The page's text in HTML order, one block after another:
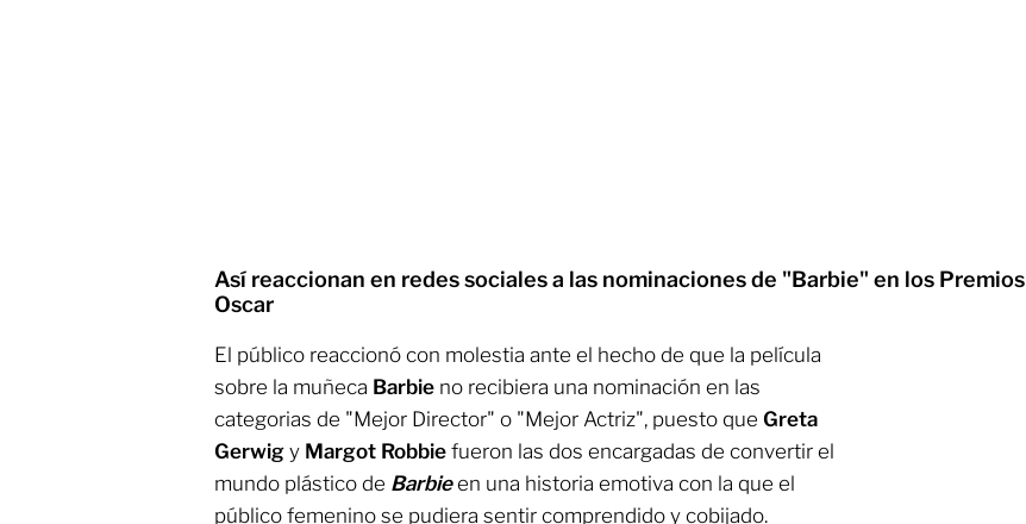
Así reaccionan en redes sociales a las nominaciones de "Barbie" en los Premios
Oscar
El público reaccionó con molestia ante el hecho de que la película
sobre la muñeca Barbie no recibiera una nominación en las
categorias de "Mejor Director" o "Mejor Actriz", puesto que Greta
Gerwig y Margot Robbie fueron las dos encargadas de convertir el
mundo plástico de Barbieen una historia emotiva con la que el
público femenino se pudiera sentir comprendido y cobijado.